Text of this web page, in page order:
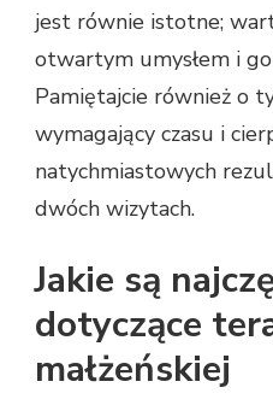
jest równie istotne;
otwartym umysłem i
Pamiętajcie również o
wymagający czasu i
natychmiastowych
dwóch wizytach.
Jakie są
dotyczące
małżeńskiej